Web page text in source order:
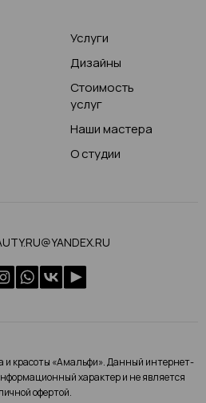
Услуги
Дизайны
Стоимость
услуг
Наши мастера
О студии
красоты «Амальфи». Данный интернет-
характер и не является
офертой.